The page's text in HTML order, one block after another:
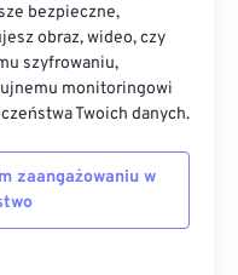
bezpieczne,
obraz, wideo, czy
szyfrowaniu,
monitoringowi
Twoich danych.
zaangażowaniu w